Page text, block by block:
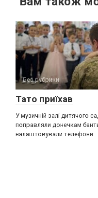
Без рубрики
Тато приїхав
У музичній залі дитячого
поправляли донечкам
налаштовували телефони